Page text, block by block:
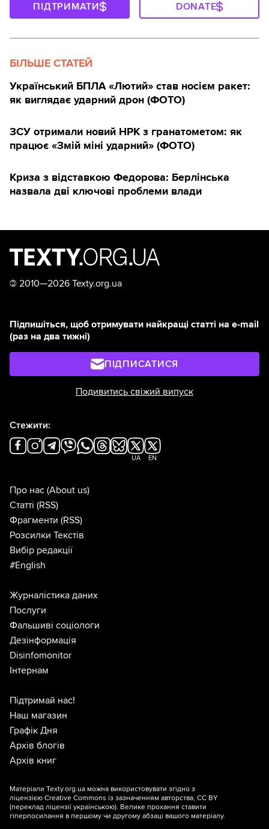
ПІДТРИМАТИ DONATE
БІЛЬШЕ СТАТЕЙ
Український БПЛА «Лютий» став носієм ракет:
як виглядає ударний дрон (ФОТО)
ЗСУ отримали новий НРК з гранатометом: як
працює «Змій міні ударний» (ФОТО)
Криза з відставкою Федорова: Берлінська
назвала дві ключові проблеми влади
© 2010—2026 Texty.org.ua
Підпишіться, щоб отримувати найкращі статті на e-mail
(раз на два тижні)
ПІДПИСАТИСЯ
Подивитись свіжий випуск
Стежити:
UA EN
Про нас (About us)
Статті (RSS)
Фрагменти (RSS)
Розсилки Текстів
Вибір редакції
#English
Журналістика даних
Послуги
Фальшиві соціологи
Дезінформація
Disinfomonitor
Інтернам
Підтримай нас!
Наш магазин
Графік Дня
Архів блогів
Архів книг
Матеріали Texty.org.ua можна використовувати згідно з
ліцензією Creative Commons із зазначенням авторства, CC BY
(переклад ліцензії українською). Велике прохання ставити
гіперпосилання в першому чи другому абзаці вашого матеріалу.